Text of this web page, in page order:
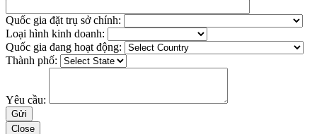
Quốc gia đặt trụ sở chính:
Loại hình kinh doanh:
Quốc gia đang hoạt động:
Thành phố:
Yêu cầu:
Close